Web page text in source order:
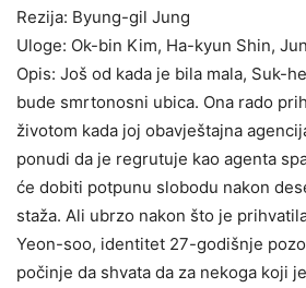
Rezija: Byung-gil Jung
Uloge: Ok-bin Kim, Ha-kyun Shin,
Opis: Još od kada je bila mala, Suk-
bude smrtonosni ubica. Ona rado
životom kada joj obavještajna
ponudi da je regrutuje kao agenta
će dobiti potpunu slobodu nakon
staža. Ali ubrzo nakon što je
Yeon-soo, identitet 27-godišnje
počinje da shvata da za nekoga koji